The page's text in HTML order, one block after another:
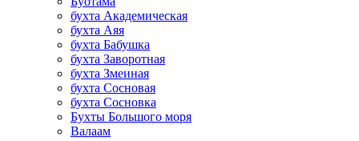
бухта Академическая
бухта Аяя
бухта Бабушка
бухта Заворотная
бухта Змеиная
бухта Сосновая
бухта Сосновка
Бухты Большого моря
Валаам